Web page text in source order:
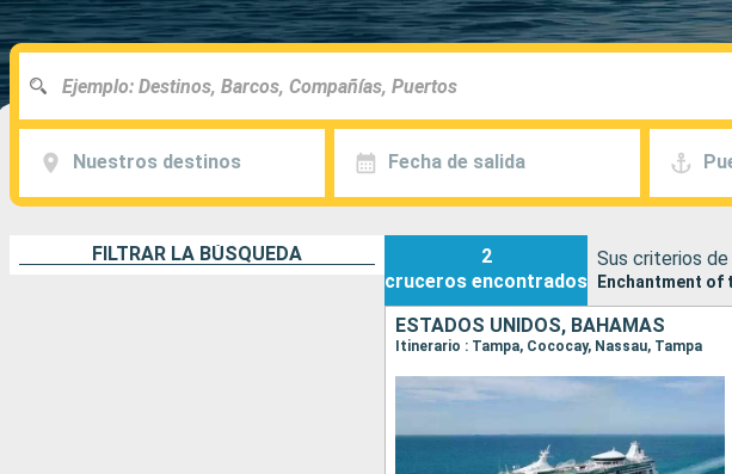
Nuestros destinos Fecha de salida
FILTRAR LA BÚSQUEDA
2
cruceros encontrados
Sus criterios de
Enchantment of
ESTADOS UNIDOS, BAHAMAS
Itinerario : Tampa, Cococay, Nassau, Tampa